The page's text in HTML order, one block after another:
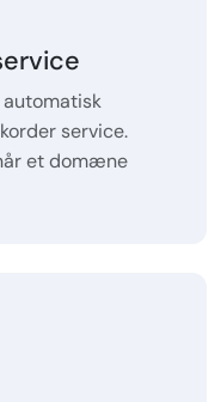
automatisk
service.
et domæne